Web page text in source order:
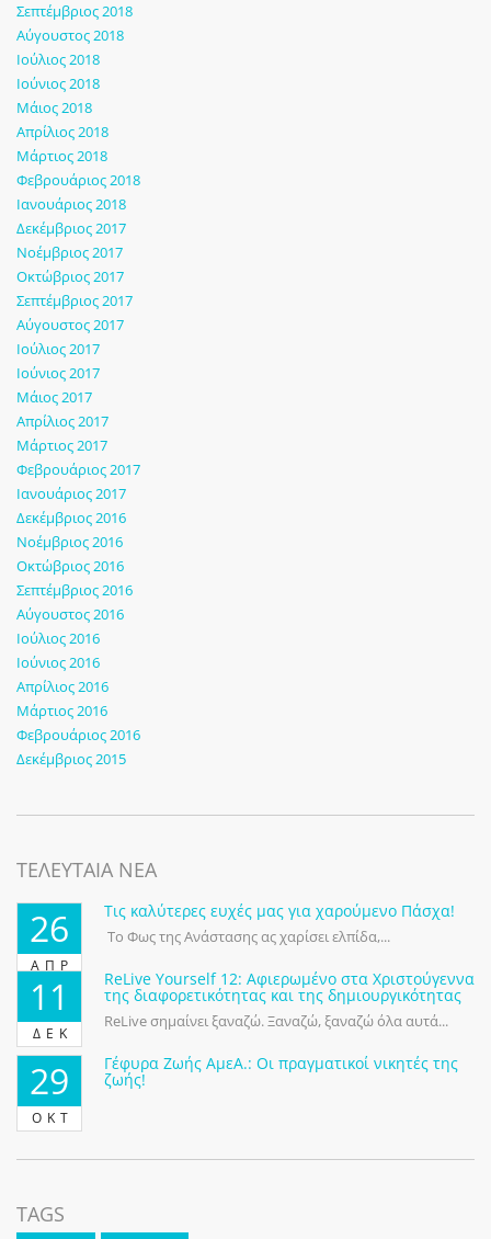
Σεπτέμβριος 2018
Αύγουστος 2018
Ιούλιος 2018
Ιούνιος 2018
Μάιος 2018
Απρίλιος 2018
Μάρτιος 2018
Φεβρουάριος 2018
Ιανουάριος 2018
Δεκέμβριος 2017
Νοέμβριος 2017
Οκτώβριος 2017
Σεπτέμβριος 2017
Αύγουστος 2017
Ιούλιος 2017
Ιούνιος 2017
Μάιος 2017
Απρίλιος 2017
Μάρτιος 2017
Φεβρουάριος 2017
Ιανουάριος 2017
Δεκέμβριος 2016
Νοέμβριος 2016
Οκτώβριος 2016
Σεπτέμβριος 2016
Αύγουστος 2016
Ιούλιος 2016
Ιούνιος 2016
Απρίλιος 2016
Μάρτιος 2016
Φεβρουάριος 2016
Δεκέμβριος 2015
ΤΕΛΕΥΤΑΙΑ ΝΕΑ
26
ΑΠΡ
Τις καλύτερες ευχές μας για χαρούμενο Πάσχα!
Το Φως της Ανάστασης ας χαρίσει ελπίδα,...
11
ΔΕΚ
ReLive Yourself 12: Αφιερωμένο στα Χριστούγεννα
της διαφορετικότητας και της δημιουργικότητας
ReLive σημαίνει ξαναζώ. Ξαναζώ, ξαναζώ όλα αυτά...
29
ΟΚΤ
Γέφυρα Ζωής ΑμεΑ.: Οι πραγματικοί νικητές της
ζωής!
TAGS